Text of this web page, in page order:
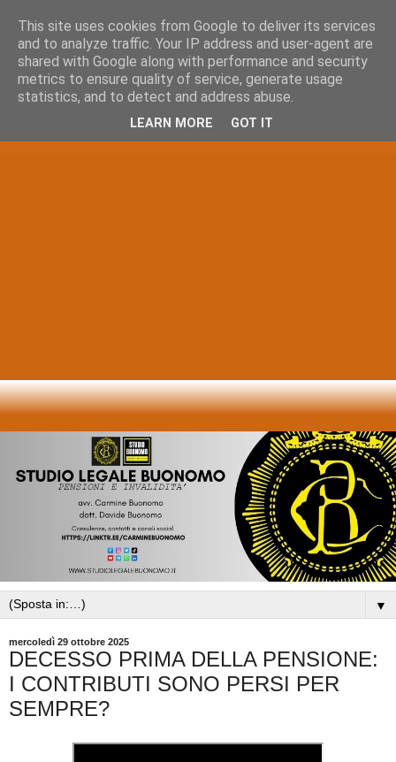
▼
mercoledì 29 ottobre 2025
DECESSO PRIMA DELLA PENSIONE:
I CONTRIBUTI SONO PERSI PER
SEMPRE?
This site uses cookies from Google to deliver its services
and to analyze traffic. Your IP address and user-agent are
shared with Google along with performance and security
metrics to ensure quality of service, generate usage
statistics, and to detect and address abuse.
LEARN MORE GOT IT